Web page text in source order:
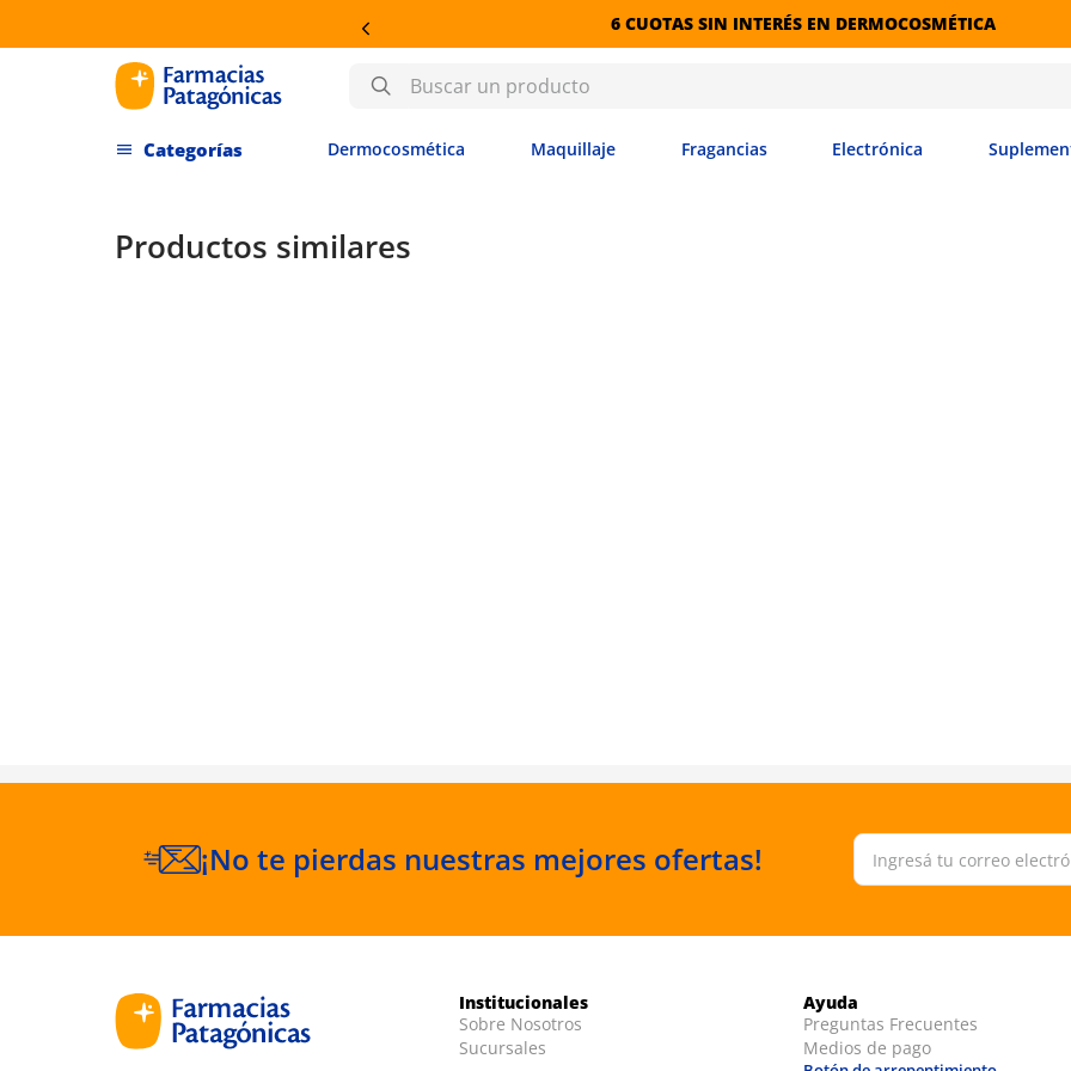
6 CUOTAS SIN INTERÉS EN DERMOCOSMÉTICA
Buscar un producto
Dermocosmética Maquillaje Fragancias Electrónica
Productos similares
¡No te pierdas nuestras mejores ofertas!
Institucionales
Sobre Nosotros
Sucursales
Ayuda
Preguntas Frecuentes
Medios de pago